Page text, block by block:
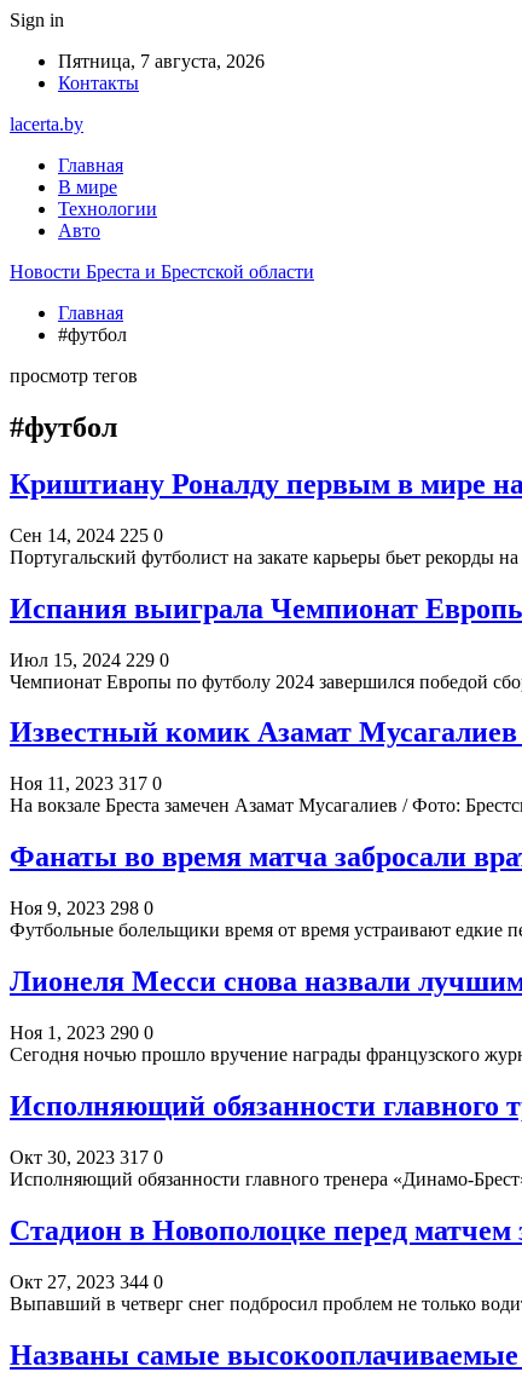
Sign in
Пятница, 7 августа, 2026
Контакты
lacerta.by
Главная
В мире
Технологии
Авто
Новости Бреста и Брестской области
Главная
#футбол
просмотр тегов
#футбол
Криштиану Роналду первым в мире
Сен 14, 2024 225 0
Португальский футболист на закате карьеры бьет
Испания выиграла Чемпионат
Июл 15, 2024 229 0
Чемпионат Европы по футболу 2024 завершился победой
Известный комик Азамат
Ноя 11, 2023 317 0
На вокзале Бреста замечен Азамат Мусагалиев / Фото:
Фанаты во время матча забросали
Ноя 9, 2023 298 0
Футбольные болельщики время от время устраивают
Лионеля Месси снова назвали
Ноя 1, 2023 290 0
Сегодня ночью прошло вручение награды французского
Исполняющий обязанности главного
Окт 30, 2023 317 0
Исполняющий обязанности главного тренера «Динамо-
Стадион в Новополоцке перед
Окт 27, 2023 344 0
Выпавший в четверг снег подбросил проблем не только
Названы самые высокооплачиваемые